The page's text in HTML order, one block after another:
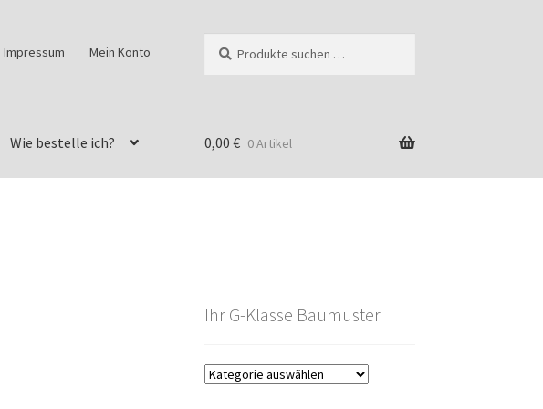
Impressum Mein Konto
nach:
Wie bestelle ich? 0,00 € 0 Artikel
Ihr G-Klasse Baumuster